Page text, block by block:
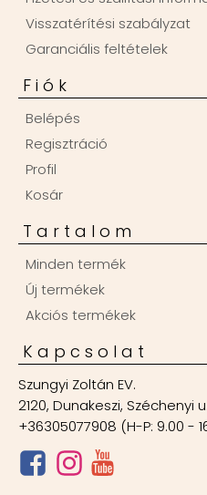
Visszatérítési szabályzat
Garanciális feltételek
Fiók
Belépés
Regisztráció
Profil
Kosár
Tartalom
Minden termék
Új termékek
Akciós termékek
Kapcsolat
Szungyi Zoltán EV.
2120, Dunakeszi, Széchenyi
+36305077908 (H-P: 9.00 -